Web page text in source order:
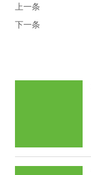
上一条
下一条